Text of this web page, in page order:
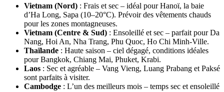
janvier
Il est conseillé de se référer aux circuits suivants :
Voyage Vietnam Cambodge
Circuits au Vietnam Laos Cambodge en janvier
Voyage Vietnam Cambodge Laos
Circuits Thaïlande Vietnam
3 semaines au Vietnam Thaïlande